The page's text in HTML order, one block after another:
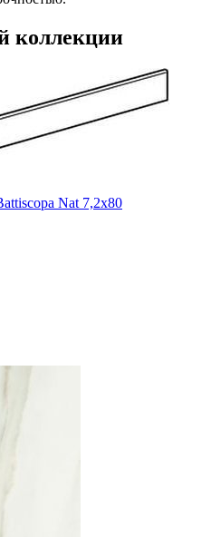
коллекции
Nat 7,2x80